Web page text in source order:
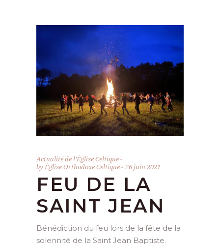
Actualité de l'Église Celtique
byÉglise Orthodoxe Celtique 26 juin 2021
FEU DE LA
SAINT JEAN
Bénédiction du feu lors de la fête de la
solennité de la Saint Jean Baptiste.